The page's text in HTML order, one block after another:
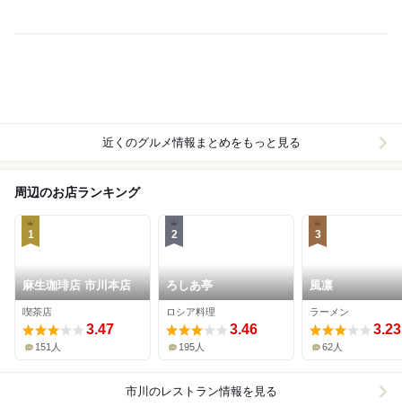
近くのグルメ情報まとめをもっと見る
周辺のお店ランキング
1
麻生珈琲店 市川本店
喫茶店
3.47
151人
2
ろしあ亭
ロシア料理
3.46
195人
3
風凛
ラーメン
3.23
62人
市川 のレストラン情報を見る